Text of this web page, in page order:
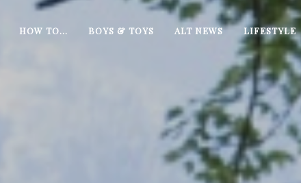
HOW TO… BOYS & TOYS ALT NEWS LIFESTYLE